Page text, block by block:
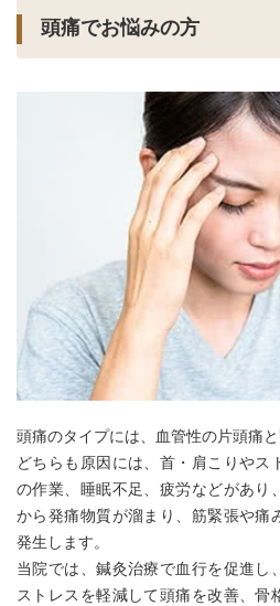
頭痛でお悩みの方
頭痛のタイプには、血管性の片頭痛
どちらも原因には、首・肩こりやス
の作業、睡眠不足、疲労などがあり
から発痛物質が溜まり、筋緊張や痛
発生します。
当院では、鍼灸治療で血行を促進し
ストレスを軽減して頭痛を改善、骨